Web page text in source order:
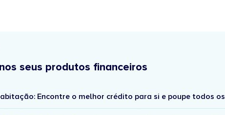
seus produtos financeiros
Encontre o melhor crédito para si e poupe todos